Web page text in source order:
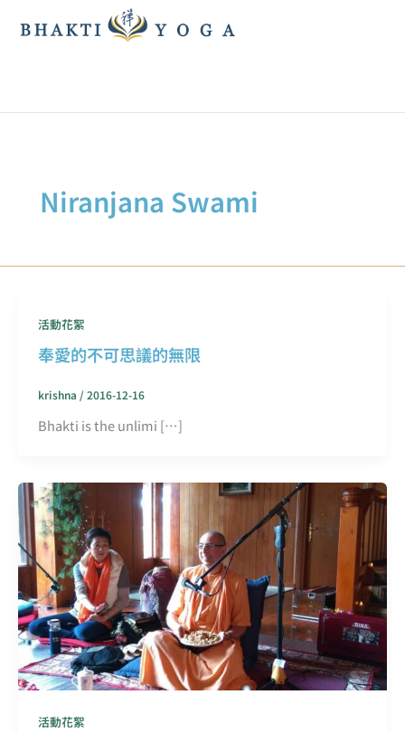
容
Niranjana Swami
活動花絮
奉愛的不可思議的無限
krishna /2016-12-16
Bhakti is the unlimi […]
活動花絮